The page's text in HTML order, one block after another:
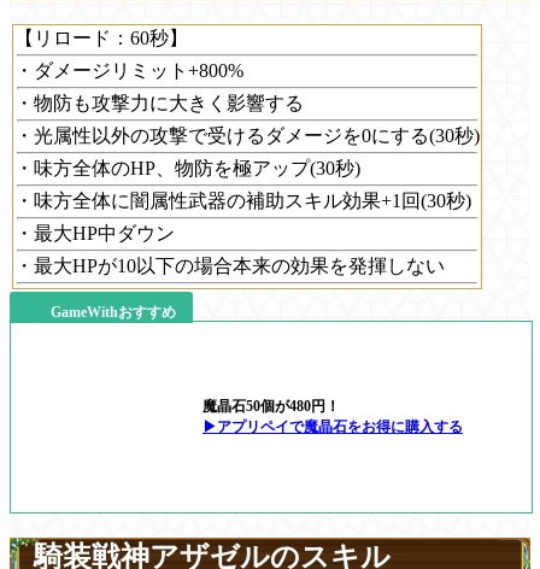
【リロード：60秒】
・ダメージリミット+800%
・物防も攻撃力に大きく影響する
・光属性以外の攻撃で受けるダメージを0にする(30秒)
・味方全体のHP、物防を極アップ(30秒)
・味方全体に闇属性武器の補助スキル効果+1回(30秒)
・最大HP中ダウン
・最大HPが10以下の場合本来の効果を発揮しない
GameWithおすすめ
魔晶石50個が480円！
▶アプリペイで魔晶石をお得に購入する
騎装戦神アザゼルのスキル